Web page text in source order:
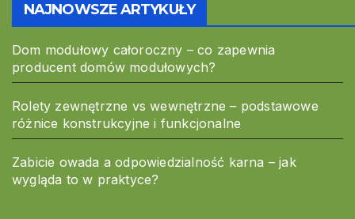
NAJNOWSZE ARTYKUŁY
Dom modułowy całoroczny – co zapewnia
producent domów modułowych?
Rolety zewnętrzne vs wewnętrzne – podstawowe
różnice konstrukcyjne i funkcjonalne
Zabicie owada a odpowiedzialność karna – jak
wygląda to w praktyce?